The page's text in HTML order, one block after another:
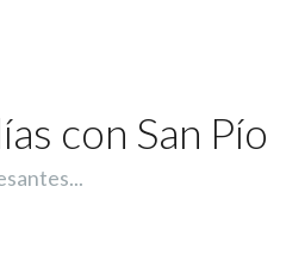
con San Pío